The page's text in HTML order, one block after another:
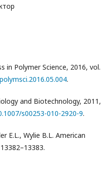
in Polymer Science, 2016, vol.
.
and Biotechnology, 2011,
s00253-010-2920-9.
E.L., Wylie B.L. American